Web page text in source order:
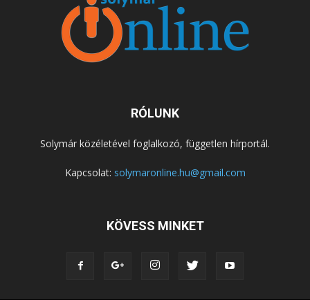
RÓLUNK
Solymár közéletével foglalkozó, független hírportál.
Kapcsolat: solymaronline.hu@gmail.com
KÖVESS MINKET